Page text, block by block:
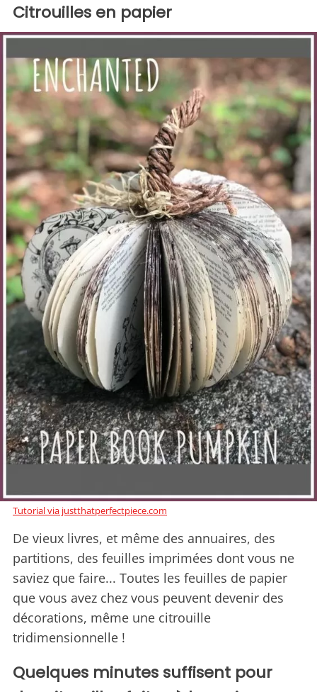
Citrouilles en papier
Tutorial via justthatperfectpiece.com
De vieux livres, et même des annuaires, des
partitions, des feuilles imprimées dont vous ne
saviez que faire... Toutes les feuilles de papier
que vous avez chez vous peuvent devenir des
décorations, même une citrouille
tridimensionnelle !
Quelques minutes suffisent pour